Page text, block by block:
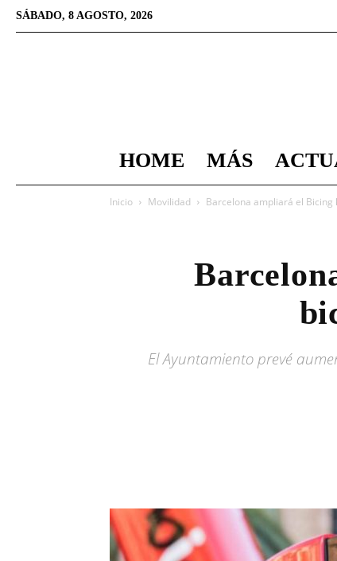
SÁBADO, 8 AGOSTO, 2026
HOME MÁS
Inicio Movilidad Barcelona ampliará el
El Ayuntamiento prevé